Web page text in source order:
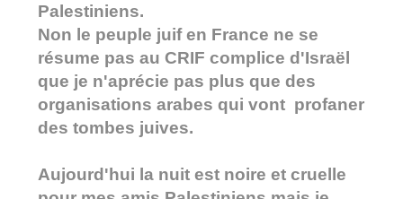
Palestiniens.
Non le peuple juif en France ne se
résume pas au CRIF complice d'Israël
que je n'aprécie pas plus que des
organisations arabes qui vont profaner
des tombes juives.
Aujourd'hui la nuit est noire et cruelle